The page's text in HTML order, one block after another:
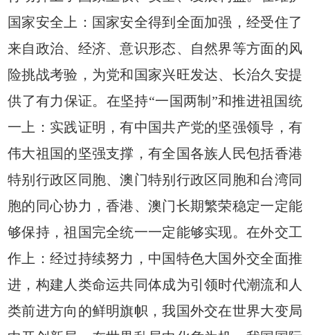
国家安全上：国家安全得到全面加强，经受住了
来自政治、经济、意识形态、自然界等方面的风
险挑战考验，为党和国家兴旺发达、长治久安提
供了有力保证。在坚持“一国两制”和推进祖国统
一上：实践证明，有中国共产党的坚强领导，有
伟大祖国的坚强支撑，有全国各族人民包括香港
特别行政区同胞、澳门特别行政区同胞和台湾同
胞的同心协力，香港、澳门长期繁荣稳定一定能
够保持，祖国完全统一一定能够实现。在外交工
作上：经过持续努力，中国特色大国外交全面推
进，构建人类命运共同体成为引领时代潮流和人
类前进方向的鲜明旗帜，我国外交在世界大变局